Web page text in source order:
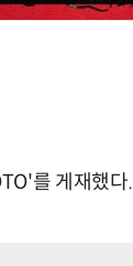
를 게재했다.